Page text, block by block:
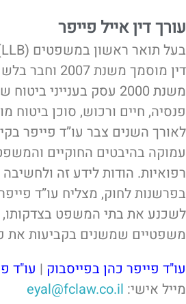
עורך דין אייל פייפר
דין מוסמך משנת
משנת 2000 עסק בענייני
לאורך השנים צבר עו”ד פייפר
עמוקה בהיבטים החוקיים
רפואיות. הודות לידע זה
בפרשנות לחוק, מצליח עו”ד
לשכנע את בתי המשפט בצדקותו,
משפטיים שמשנים בקביעות את
עו"ד פייפר כהן בפייסבוק | עו"ד
מייל אישי: eyal@fclaw.co.il